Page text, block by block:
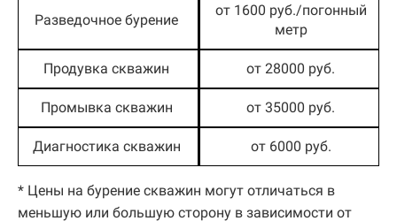
Разведочное бурение
от 1600 руб./погонный
метр
Продувка скважин от 28000 руб.
Промывка скважин от 35000 руб.
Диагностика скважин от 6000 руб.
* Цены на бурение скважин могут отличаться в
меньшую или большую сторону в зависимости от